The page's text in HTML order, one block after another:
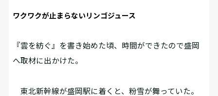
ワクワクが止まらないリンゴジュース
『雲を紡ぐ』を書き始めた頃、時間ができたので盛岡
へ取材に出かけた。
東北新幹線が盛岡駅に着くと、粉雪が舞っていた。